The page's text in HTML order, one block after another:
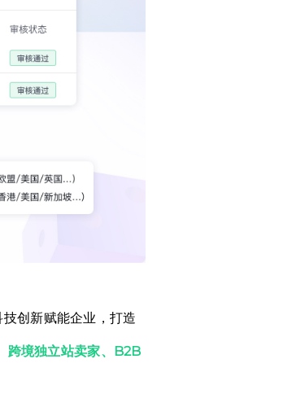
创新赋能企业，打造
跨境独立站卖家、B2B